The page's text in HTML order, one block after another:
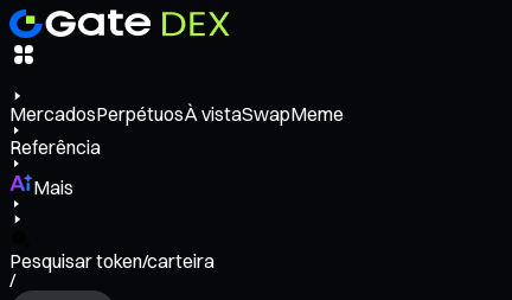
MercadosPerpétuosÀ vistaSwapMeme
Referência
Mais
Pesquisar token/carteira
/